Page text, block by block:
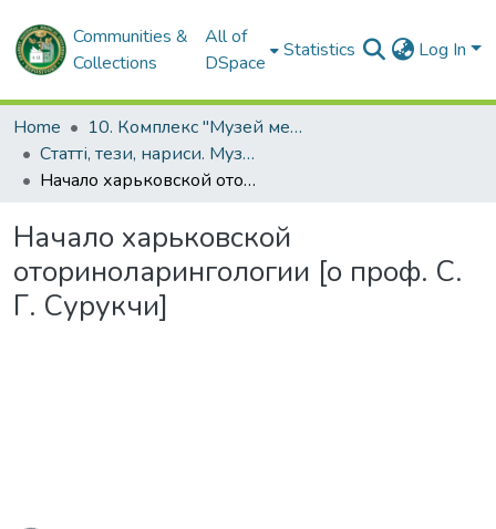
Communities &
Collections
All of
DSpace
Statistics Log In
Home
10. Комплекс "Музей медицини" ХНМУ
Статті, тези, нариси. Музей медицини
Начало харьковской оториноларингологии [о проф. С. Г. Сурукчи]
Начало харьковской
оториноларингологии [о проф. С.
Г. Сурукчи]